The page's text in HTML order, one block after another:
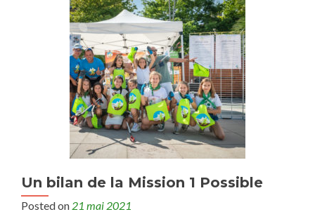
Un bilan de la Mission 1 Possible
Posted on 21 mai 2021